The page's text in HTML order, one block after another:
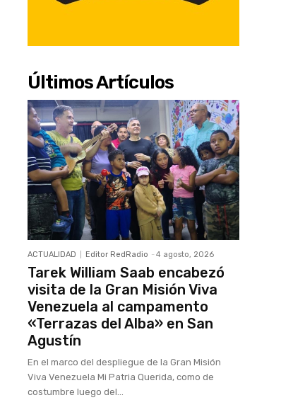
Últimos Artículos
ACTUALIDAD Editor RedRadio - 4 agosto, 2026
Tarek William Saab encabezó
visita de la Gran Misión Viva
Venezuela al campamento
«Terrazas del Alba» en San
Agustín
En el marco del despliegue de la Gran Misión
Viva Venezuela Mi Patria Querida, como de
costumbre luego del...